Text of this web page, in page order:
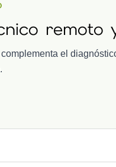
remoto
el